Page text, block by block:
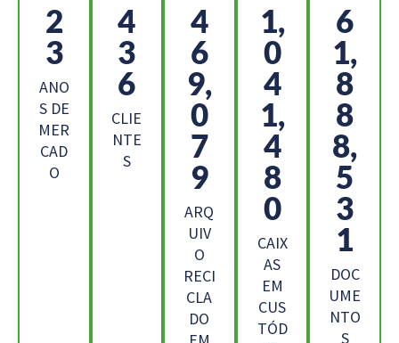
2
5
ANO
S DE
MER
CAD
O
4
9
0
CLIE
NTE
S
5
2
6,
1
8
0
ARQ
UIV
O
RECI
CLA
DO
1,
1
6
8,
2
5
9
CAIX
AS
EM
CUS
TÓD
6
9,
4
2
2,
1
8
6
DOC
UME
NTO
S